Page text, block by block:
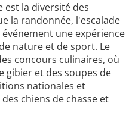
la diversité des
la randonnée, l'escalade
une expérience
nature et de sport. Le
concours culinaires, où
gibier et des soupes de
nationales et
chiens de chasse et